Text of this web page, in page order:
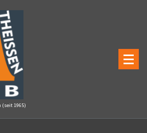
1965)